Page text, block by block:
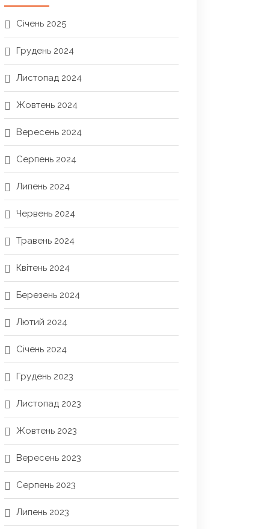
Січень 2025
Грудень 2024
Листопад 2024
Жовтень 2024
Вересень 2024
Серпень 2024
Липень 2024
Червень 2024
Травень 2024
Квітень 2024
Березень 2024
Лютий 2024
Січень 2024
Грудень 2023
Листопад 2023
Жовтень 2023
Вересень 2023
Серпень 2023
Липень 2023